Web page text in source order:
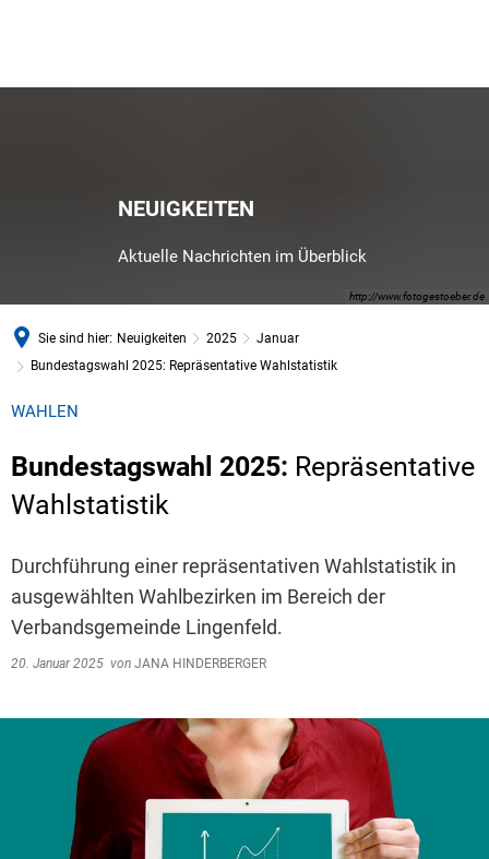
http://www.fotogestoeber.de
NEUIGKEITEN
Aktuelle Nachrichten im Überblick
Sie sind hier: Neuigkeiten 2025
Januar
Bundestagswahl 2025: Repräsentative Wahlstatistik
WAHLEN
Bundestagswahl 2025: Repräsentative
Wahlstatistik
Durchführung einer repräsentativen Wahlstatistik in
ausgewählten Wahlbezirken im Bereich der
Verbandsgemeinde Lingenfeld.
20. Januar 2025 von JANA HINDERBERGER